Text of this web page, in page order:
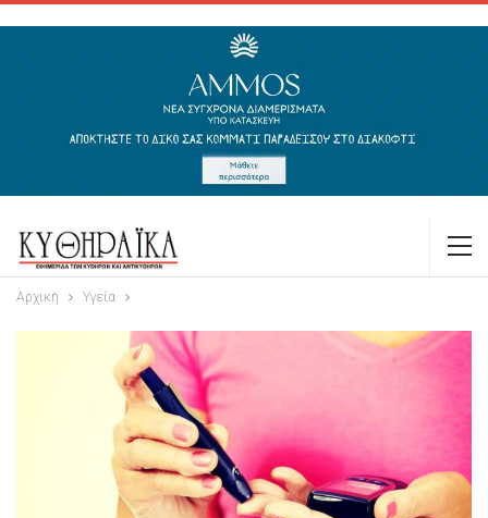
Αρχική Υγεία